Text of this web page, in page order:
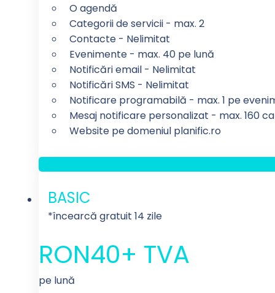
O agendă
Categorii de servicii - max. 2
Contacte - Nelimitat
Evenimente - max. 40 pe lună
Notificări email - Nelimitat
Notificări SMS - Nelimitat
Notificare programabilă - max. 1 pe
Mesaj notificare personalizat - max. 160
Website pe domeniul planific.ro
BASIC
*încearcă gratuit 14 zile
RON40+ TVA
pe lună